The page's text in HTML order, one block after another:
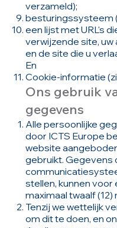
verzameld);
besturingssysteem
een lijst met URL's
verwijzende site,
en de site die u
En
Cookie-informatie
Ons gebruik
gegevens
Alle persoonlijke
door ICTS Europe
website
gebruikt. Gegevens
stellen, kunnen voor
maximaal twaalf
Tenzij we wettelijk
om dit te doen, en